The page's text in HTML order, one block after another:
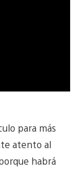
para más
atento al
habrá